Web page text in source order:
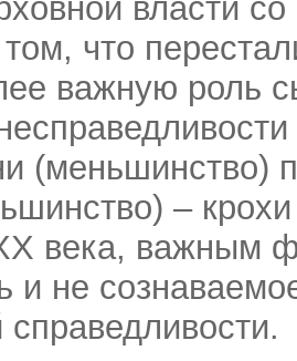
власти
том, что
важную роль
(меньшинство)
–
века, важным
и не